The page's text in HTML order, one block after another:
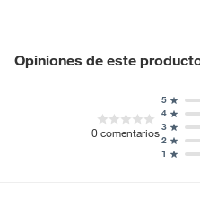
Opiniones de este
0comentarios
1
2
3
4
5